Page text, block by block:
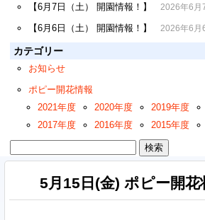
【6月7日（土） 開園情報！】 2026年6月
【6月6日（土） 開園情報！】 2026年6月
カテゴリー
お知らせ
ポピー開花情報
2021年度
2020年度 2019年度
2017年度
2016年度 2015年度
索:
5月15日(金) ポピー開花